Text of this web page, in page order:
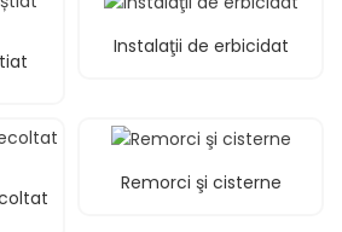
Instalaţii de erbicidat
Remorci şi cisterne